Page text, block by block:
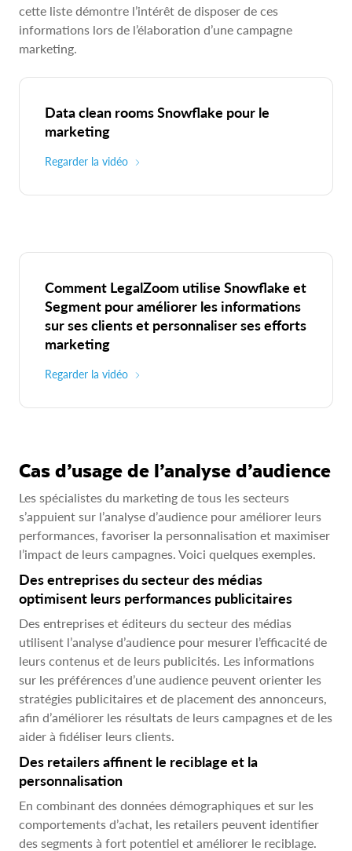
cette liste démontre l’intérêt de disposer de ces
informations lors de l’élaboration d’une campagne
marketing.
Data clean rooms Snowflake pour le
marketing
Regarder la vidéo
Comment LegalZoom utilise Snowflake et
Segment pour améliorer les informations
sur ses clients et personnaliser ses efforts
marketing
Regarder la vidéo
Cas d’usage de l’analyse d’audience
Les spécialistes du marketing de tous les secteurs
s’appuient sur l’analyse d’audience pour améliorer leurs
performances, favoriser la personnalisation et maximiser
l’impact de leurs campagnes. Voici quelques exemples.
Des entreprises du secteur des médias
optimisent leurs performances publicitaires
Des entreprises et éditeurs du secteur des médias
utilisent l’analyse d’audience pour mesurer l’efficacité de
leurs contenus et de leurs publicités. Les informations
sur les préférences d’une audience peuvent orienter les
stratégies publicitaires et de placement des annonceurs,
afin d’améliorer les résultats de leurs campagnes et de les
aider à fidéliser leurs clients.
Des retailers affinent le reciblage et la
personnalisation
En combinant des données démographiques et sur les
comportements d’achat, les retailers peuvent identifier
des segments à fort potentiel et améliorer le reciblage.